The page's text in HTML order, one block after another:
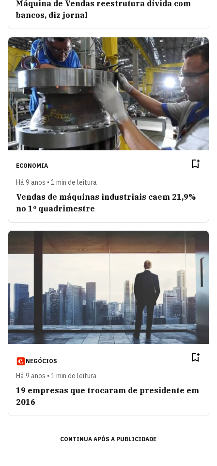
Máquina de Vendas reestrutura dívida com
bancos, diz jornal
ECONOMIA
Há 9 anos • 1 min de leitura
Vendas de máquinas industriais caem 21,9%
no 1º quadrimestre
NEGÓCIOS
Há 9 anos • 1 min de leitura
19 empresas que trocaram de presidente em
2016
CONTINUA APÓS A PUBLICIDADE